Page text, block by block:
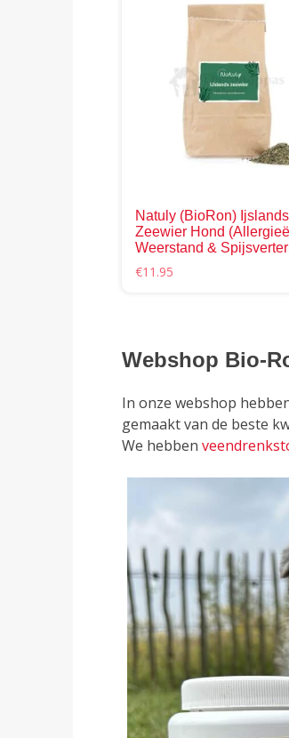
Natuly (BioRon) Ijslands
Zeewier Hond
Weerstand &
€11.95
Webshop Bio-
In onze webshop
gemaakt van de beste
We hebben